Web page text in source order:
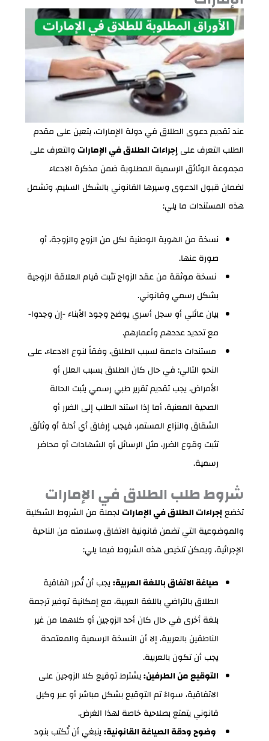
عند تقديم دعوى الطلاق في دولة الإمارات، يتعين على مقدم
الطلب التعرف علىإجراءات الطلاق في الإماراتوالتعرف على
مجموعة الوثائق الرسمية المطلوبة ضمن مذكرة الادعاء
لضمان قبول الدعوى وسيرها القانوني بالشكل السليم، وتشمل
هذه المستندات ما يلي:
نسخة من الهوية الوطنية لكل من الزوج والزوجة، أو
صورة عنها.
نسخة موثقة من عقد الزواج تثبت قيام العلاقة الزوجية
بشكل رسمي وقانوني.
بيان عائلي أو سجل أسري يوضح وجود الأبناء -إن وجدوا-
مع تحديد عددهم وأعمارهم.
مستندات داعمة لسبب الطلاق، وفقاً لنوع الادعاء، على
النحو التالي: في حال كان الطلاق بسبب العلل أو
الأمراض، يجب تقديم تقرير طبي رسمي يثبت الحالة
الصحية المعنية، أما إذا استند الطلب إلى الضرر أو
الشقاق والنزاع المستمر، فيجب إرفاق أي أدلة أو وثائق
تثبت وقوع الضرر، مثل الرسائل أو الشهادات أو محاضر
رسمية.
شروط طلب الطلاق في الإمارات
تخضعإجراءات الطلاق في الإماراتلجملة من الشروط الشكلية
والموضوعية التي تضمن قانونية الاتفاق وسلامته من الناحية
الإجرائية، ويمكن تلخيص هذه الشروط فيما يلي:
صياغة الاتفاق باللغة العربية:يجب أن تُحرر اتفاقية
الطلاق بالتراضي باللغة العربية، مع إمكانية توفير ترجمة
بلغة أخرى في حال كان أحد الزوجين أو كلاهما من غير
الناطقين بالعربية، إلا أن النسخة الرسمية والمعتمدة
يجب أن تكون بالعربية.
التوقيع من الطرفين:يشترط توقيع كلا الزوجين على
الاتفاقية، سواءً تم التوقيع بشكل مباشر أو عبر وكيل
قانوني يتمتع بصلاحية خاصة لهذا الغرض.
وضوح ودقة الصياغة القانونية:ينبغي أن تُكتب بنود